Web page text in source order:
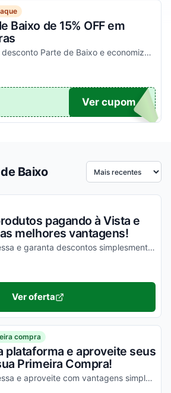
qualidade e conforto em seus
Baixo de 15% OFF em
Aproveite cupom de desconto Parte de Baixo e economize 15% em qualquer produto no site. Corra para desfrutar agora!
S15
Ver cupom
Baixo Ordenar por
pagando à Vista e
melhores vantagens!
Não fique de fora dessa e garanta descontos simplesmente incríveis!
Ver oferta
compra
plataforma e aproveite seus
Primeira Compra!
Não fique de fora dessa e aproveite com vantagens simplesmente incríveis!